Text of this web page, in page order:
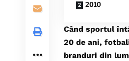
2010
Când sportul
20 de ani,
branduri din